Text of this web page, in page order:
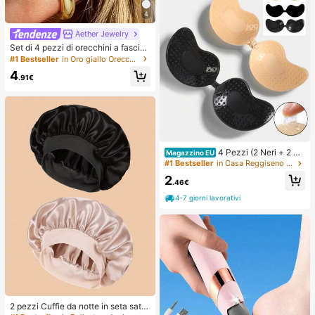
4
Aether Jewelry
Set di 4 pezzi di orecchini a fascia
minimalisti in zirconia cubica - Pos
sono essere impilati, senza bisogno
di foratura, adatti per l'uso quotidia
paia), Regalo per lei
#1 Bestseller in Oro giallo Orecchini da donna
4.91€
2 pezzi Cuffie da notte in seta satin
Magazzino EU 4 Pezzi (2 Neri + 2 Nu
de) Cuscinetti Reggiseno Invisibili i
n Silicone Autoadesivi, Senza Spall
ine e Senza Schienale, Coppe per il
alline, Feste da Damigella
#1 Bestseller in Casa Reggiseno adesivo da donna
2.46€
4-7 giorni lavorativi